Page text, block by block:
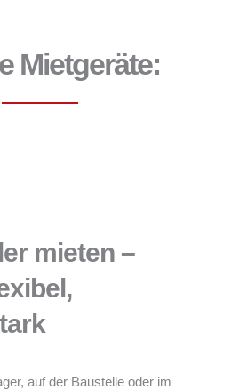
Mietgeräte:
mieten –
auf der Baustelle oder im